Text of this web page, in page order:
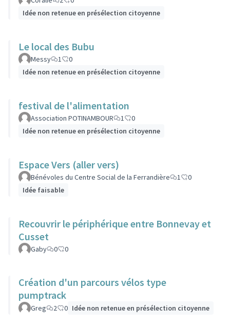
Idée non retenue en présélection citoyenne
Le local des Bubu
Messy 1
0
Idée non retenue en présélection citoyenne
festival de l'alimentation
Association POTINAMBOUR 1
0
Idée non retenue en présélection citoyenne
Espace Vers (aller vers)
Bénévoles du Centre Social de la Ferrandière 1
0
Idée faisable
Recouvrir le périphérique entre Bonnevay et
Cusset
Gaby 0 0
Création d'un parcours vélos type
pumptrack
Greg 2 0 Idée non retenue en présélection citoyenne